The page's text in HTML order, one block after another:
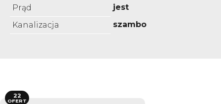
Prąd
jest
Kanalizacja
szambo
22
OFERT